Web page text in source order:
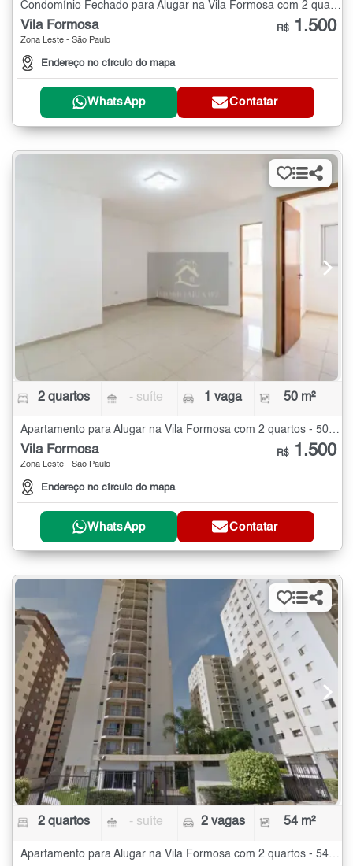
Vila Formosa
Zona Leste - São Paulo
Endereço no círculo do mapa
R$ 1.500
WhatsApp Contatar
2 quartos - suíte 1 vaga 50 m²
Apartamento para Alugar na Vila Formosa com 2 quartos - 50 m²
Vila Formosa
Zona Leste - São Paulo
Endereço no círculo do mapa
R$ 1.500
WhatsApp Contatar
2 quartos - suíte 2 vagas 54 m²
Apartamento para Alugar na Vila Formosa com 2 quartos - 54 m²